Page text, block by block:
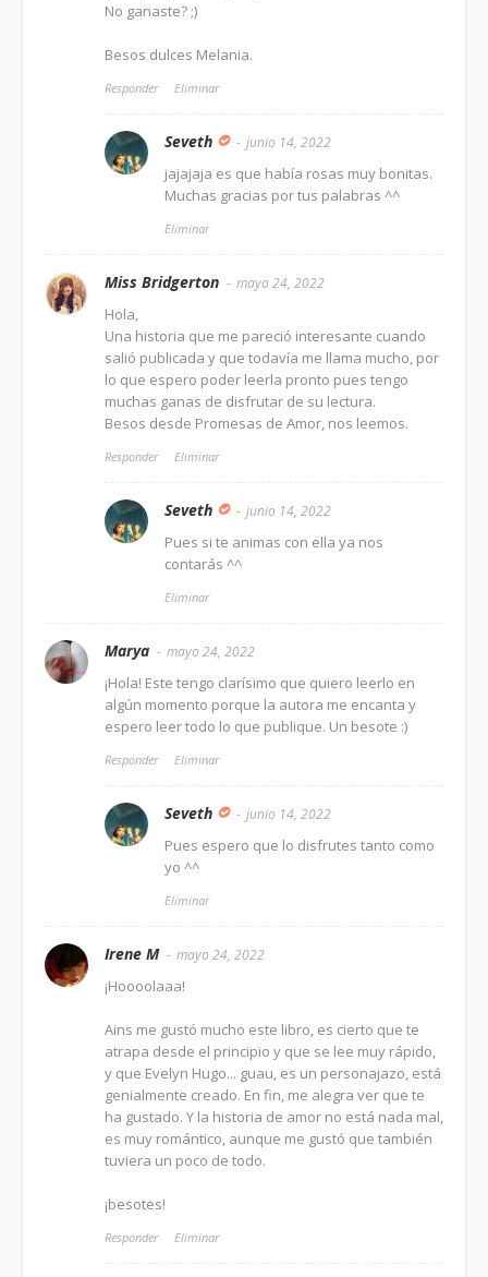
No ganaste? ;)
Besos dulces Melania.
Responder Eliminar
Seveth junio 14, 2022
jajajaja es que había rosas muy bonitas.
Muchas gracias por tus palabras ^^
Eliminar
Miss Bridgerton mayo 24, 2022
Hola,
Una historia que me pareció interesante cuando
salió publicada y que todavía me llama mucho, por
lo que espero poder leerla pronto pues tengo
muchas ganas de disfrutar de su lectura.
Besos desde Promesas de Amor, nos leemos.
Responder Eliminar
Seveth junio 14, 2022
Pues si te animas con ella ya nos
contarás ^^
Eliminar
Marya mayo 24, 2022
¡Hola! Este tengo clarísimo que quiero leerlo en
algún momento porque la autora me encanta y
espero leer todo lo que publique. Un besote :)
Responder Eliminar
Seveth junio 14, 2022
Pues espero que lo disfrutes tanto como
yo ^^
Eliminar
Irene M mayo 24, 2022
¡Hoooolaaa!
Ains me gustó mucho este libro, es cierto que te
atrapa desde el principio y que se lee muy rápido,
y que Evelyn Hugo... guau, es un personajazo, está
genialmente creado. En fin, me alegra ver que te
ha gustado. Y la historia de amor no está nada mal,
es muy romántico, aunque me gustó que también
tuviera un poco de todo.
¡besotes!
Responder Eliminar